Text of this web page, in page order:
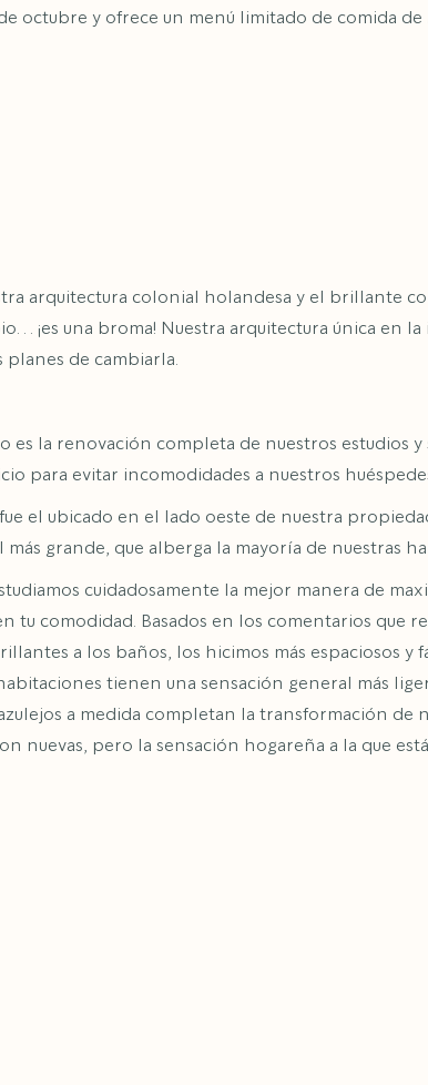
octubre y ofrece un menú limitado de comida de
arquitectura colonial holandesa y el brillante
¡es una broma! Nuestra arquitectura única en la
de cambiarla.
es la renovación completa de nuestros estudios y
para evitar incomodidades a nuestros
el ubicado en el lado oeste de nuestra
grande, que alberga la mayoría de nuestras
cuidadosamente la mejor manera de
tu comodidad. Basados en los comentarios que
a los baños, los hicimos más espaciosos y
tienen una sensación general más
a medida completan la transformación de
nuevas, pero la sensación hogareña a la que